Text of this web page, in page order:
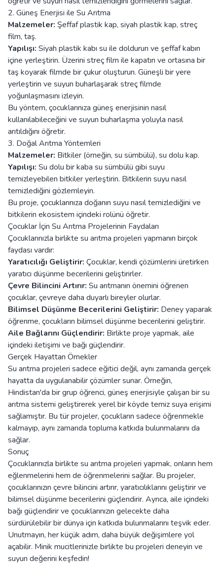
2. Güneş Enerjisi ile Su Arıtma
Malzemeler: Şeffaf plastik kap, siyah plastik kap, streç
film, taş.
Yapılışı: Siyah plastik kabı su ile doldurun ve şeffaf kabın
içine yerleştirin. Üzerini streç film ile kapatın ve ortasına bir
taş koyarak filmde bir çukur oluşturun. Güneşli bir yere
yerleştirin ve suyun buharlaşarak streç filmde
yoğunlaşmasını izleyin.
Bu yöntem, çocuklarınıza güneş enerjisinin nasıl
kullanılabileceğini ve suyun buharlaşma yoluyla nasıl
arıtıldığını öğretir.
3. Doğal Arıtma Yöntemleri
Malzemeler: Bitkiler (örneğin, su sümbülü), su dolu kap.
Yapılışı: Su dolu bir kaba su sümbülü gibi suyu
temizleyebilen bitkiler yerleştirin. Bitkilerin suyu nasıl
temizlediğini gözlemleyin.
Bu proje, çocuklarınıza doğanın suyu nasıl temizlediğini ve
bitkilerin ekosistem içindeki rolünü öğretir.
Çocuklar İçin Su Arıtma Projelerinin Faydaları
Çocuklarınızla birlikte su arıtma projeleri yapmanın birçok
faydası vardır:
Yaratıcılığı Geliştirir: Çocuklar, kendi çözümlerini üretirken
yaratıcı düşünme becerilerini geliştirirler.
Çevre Bilincini Artırır: Su arıtmanın önemini öğrenen
çocuklar, çevreye daha duyarlı bireyler olurlar.
Bilimsel Düşünme Becerilerini Geliştirir: Deney yaparak
öğrenme, çocukların bilimsel düşünme becerilerini geliştirir.
Aile Bağlarını Güçlendirir: Birlikte proje yapmak, aile
içindeki iletişimi ve bağı güçlendirir.
Gerçek Hayattan Örnekler
Su arıtma projeleri sadece eğitici değil, aynı zamanda gerçek
hayatta da uygulanabilir çözümler sunar. Örneğin,
Hindistan'da bir grup öğrenci, güneş enerjisiyle çalışan bir su
arıtma sistemi geliştirerek yerel bir köyde temiz suya erişimi
sağlamıştır. Bu tür projeler, çocukların sadece öğrenmekle
kalmayıp, aynı zamanda topluma katkıda bulunmalarını da
sağlar.
Sonuç
Çocuklarınızla birlikte su arıtma projeleri yapmak, onların hem
eğlenmelerini hem de öğrenmelerini sağlar. Bu projeler,
çocuklarınızın çevre bilincini artırır, yaratıcılıklarını geliştirir ve
bilimsel düşünme becerilerini güçlendirir. Ayrıca, aile içindeki
bağı güçlendirir ve çocuklarınızın gelecekte daha
sürdürülebilir bir dünya için katkıda bulunmalarını teşvik eder.
Unutmayın, her küçük adım, daha büyük değişimlere yol
açabilir. Minik mucitlerinizle birlikte bu projeleri deneyin ve
suyun değerini keşfedin!